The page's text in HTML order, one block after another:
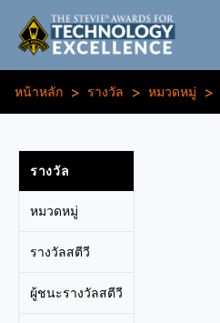
หน้าหลัก > รางวัล > หมวดหมู่ >
รางวัล
หมวดหมู่
รางวัลสตีวี
ผู้ชนะรางวัลสตีวี